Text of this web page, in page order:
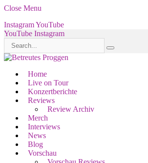
Close Menu
InstagramYouTube
YouTube Instagram
Home
Live on Tour
Konzertberichte
Reviews
Review Archiv
Merch
Interviews
News
Blog
Vorschau